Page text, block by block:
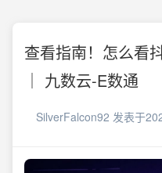
查看指南！怎么看
｜ 九数云-E数通
SilverFalcon92 发表于